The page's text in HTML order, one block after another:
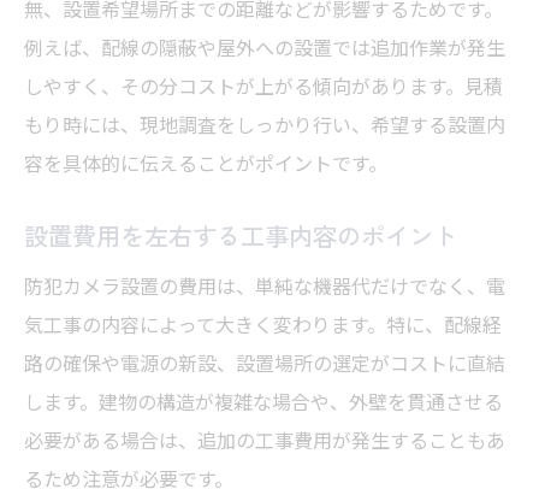
無、設置希望場所までの距離などが影響するためです。
例えば、配線の隠蔽や屋外への設置では追加作業が発生
しやすく、その分コストが上がる傾向があります。見積
もり時には、現地調査をしっかり行い、希望する設置内
容を具体的に伝えることがポイントです。
設置費用を左右する工事内容のポイント
防犯カメラ設置の費用は、単純な機器代だけでなく、電
気工事の内容によって大きく変わります。特に、配線経
路の確保や電源の新設、設置場所の選定がコストに直結
します。建物の構造が複雑な場合や、外壁を貫通させる
必要がある場合は、追加の工事費用が発生することもあ
るため注意が必要です。